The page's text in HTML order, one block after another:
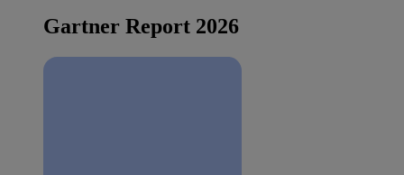
Gartner Report 2026